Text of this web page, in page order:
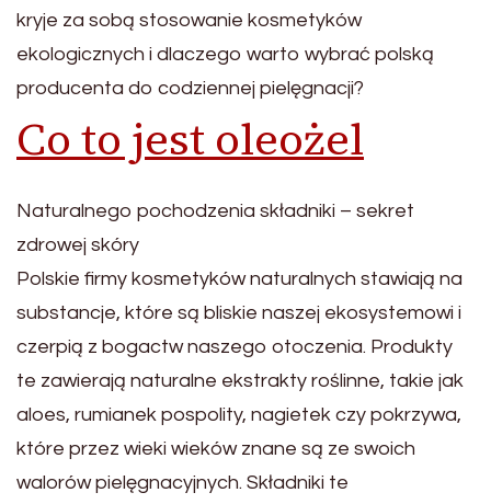
kryje za sobą stosowanie kosmetyków
ekologicznych i dlaczego warto wybrać polską
producenta do codziennej pielęgnacji?
Co to jest oleożel
Naturalnego pochodzenia składniki – sekret
zdrowej skóry
Polskie firmy kosmetyków naturalnych stawiają na
substancje, które są bliskie naszej ekosystemowi i
czerpią z bogactw naszego otoczenia. Produkty
te zawierają naturalne ekstrakty roślinne, takie jak
aloes, rumianek pospolity, nagietek czy pokrzywa,
które przez wieki wieków znane są ze swoich
walorów pielęgnacyjnych. Składniki te